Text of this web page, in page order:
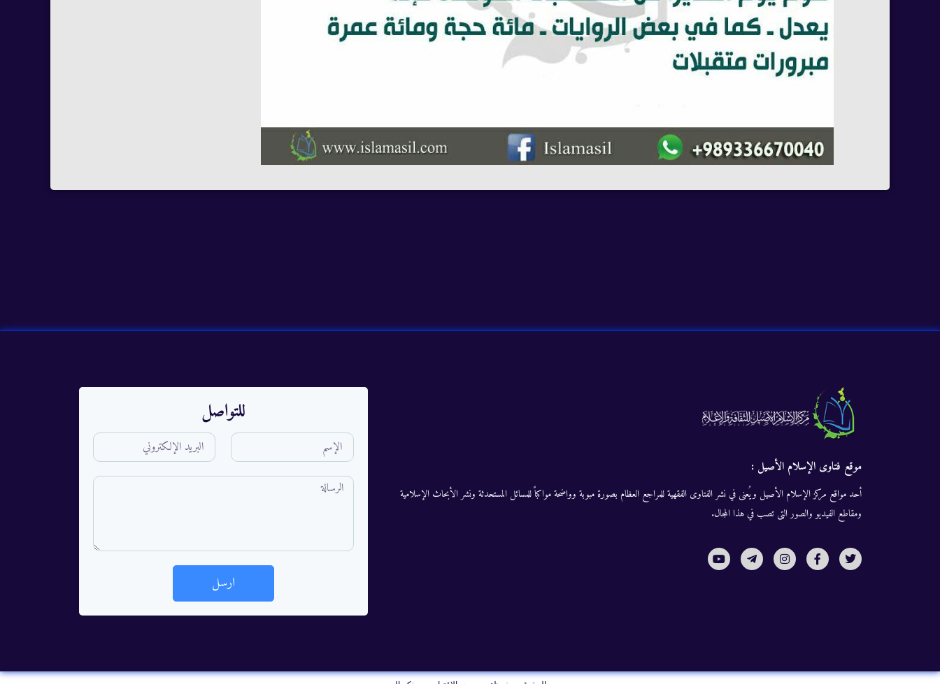
موقع فتاوى الإسلام الأصيل :
أحد مواقع مركز الإسلام الأصيل ويُعنى في نشر الفتاوى الفقهية للمراجع العظام بصورة مبوبة وواضحة مواكباً للمسائل المستحدثة ونشر الأبحاث الإسلامية
ومقاطع الفيديو والصور التى تصب في هذا المجال.
للتواصل
ارسل